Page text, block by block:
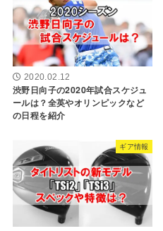
2020.02.12
渋野日向子の2020年試合スケジュ
ールは？全英やオリンピックなど
の日程を紹介
ギア情報